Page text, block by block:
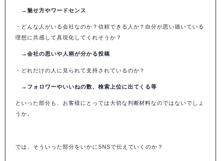
→ 魅せ方やワードセンス
・どんな人がいる会社なのか？信頼できる人か？自分が思い描いている
理想に共感して具現化してくれそうか？
→会社の思いや人柄が分かる投稿
・どれだけの人に見られて支持されているのか？
→フォロワーやいいねの数、検索上位に出てくる等
といった部分も、お客様にとっては大切な判断材料なのではないでしょ
うか。
では、そういった部分をいかにSNSで伝えていくのか？